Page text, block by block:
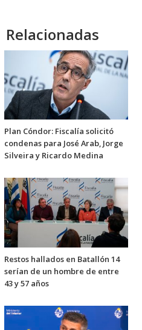
Relacionadas
Plan Cóndor: Fiscalía solicitó
condenas para José Arab, Jorge
Silveira y Ricardo Medina
Restos hallados en Batallón 14
serían de un hombre de entre
43 y 57 años